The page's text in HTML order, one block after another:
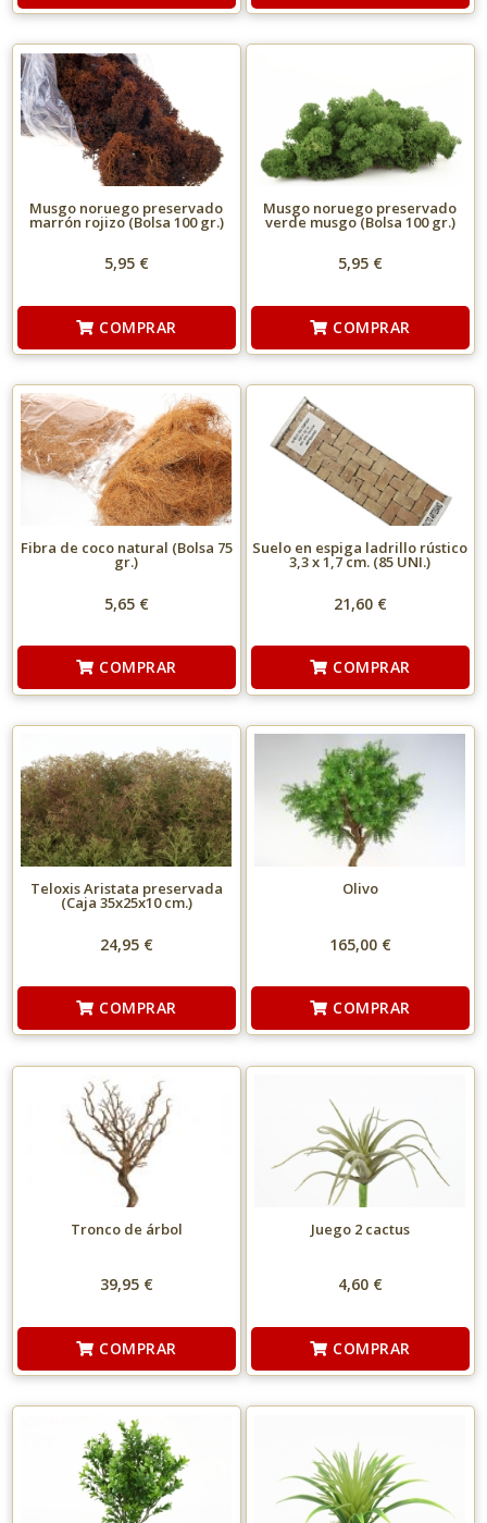
Musgo noruego preservado
marrón rojizo (Bolsa 100 gr.)
5,95 €
COMPRAR
Musgo noruego preservado
verde musgo (Bolsa 100 gr.)
5,95 €
COMPRAR
Fibra de coco natural (Bolsa 75
gr.)
5,65 €
COMPRAR
Suelo en espiga ladrillo rústico
3,3 x 1,7 cm. (85 UNI.)
21,60 €
COMPRAR
Teloxis Aristata preservada
(Caja 35x25x10 cm.)
24,95 €
COMPRAR
Olivo
165,00 €
COMPRAR
Tronco de árbol
39,95 €
COMPRAR
Juego 2 cactus
4,60 €
COMPRAR